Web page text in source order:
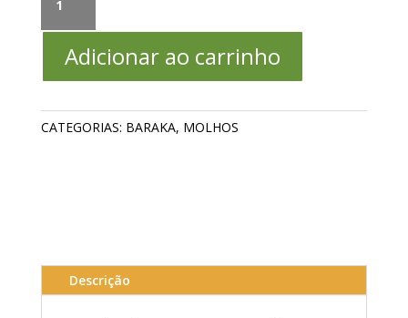
12
Unid.
de
Romã
650g
Adicionar ao carrinho
CATEGORIAS: BARAKA, MOLHOS
Descrição